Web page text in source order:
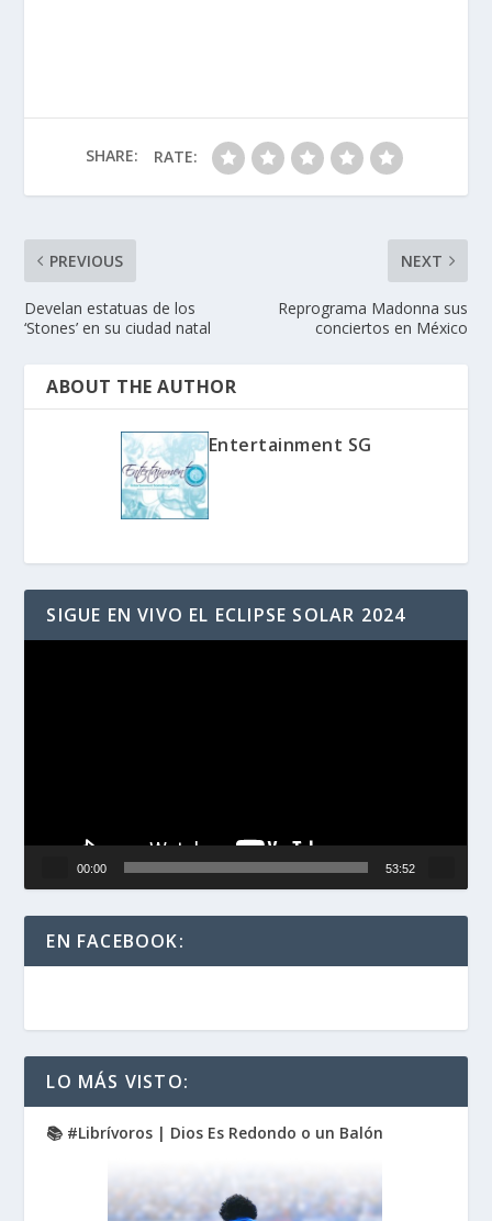
Cinemex, en algunas
30 de…SHARE: RATE:
PREVIOUS
Develan estatuas de los
‘Stones’ en su ciudad natal
NEXT
Reprograma Madonna sus
conciertos en México
ABOUT THE AUTHOR
Entertainment SG
SIGUE EN VIVO EL ECLIPSE SOLAR 2024
00:00 53:52
EN FACEBOOK:
LO MÁS VISTO:
📚 #Librívoros | Dios Es Redondo o un Balón